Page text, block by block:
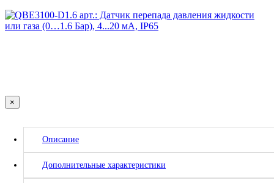
×
Описание
Дополнительные характеристики